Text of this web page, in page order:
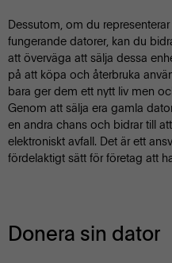
Dessutom, om du
fungerande datorer, kan du
att överväga att sälja dessa
på att köpa och återbruka
bara ger dem ett nytt liv men
Genom att sälja era gamla
en andra chans och bidrar till
elektroniskt avfall. Det är ett
fördelaktigt sätt för företag att
Donera sin dator